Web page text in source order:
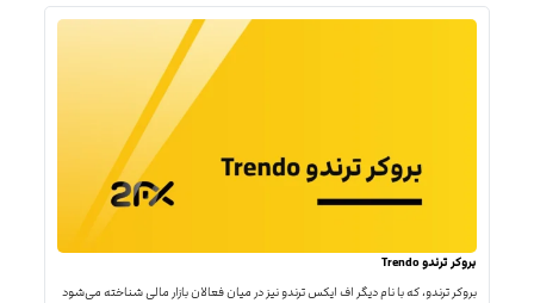
بروکر ترندو Trendo
بروکر ترندو، که با نام دیگر اف ایکس ترندو نیز در میان فعالان بازار مالی شناخته می‌شود